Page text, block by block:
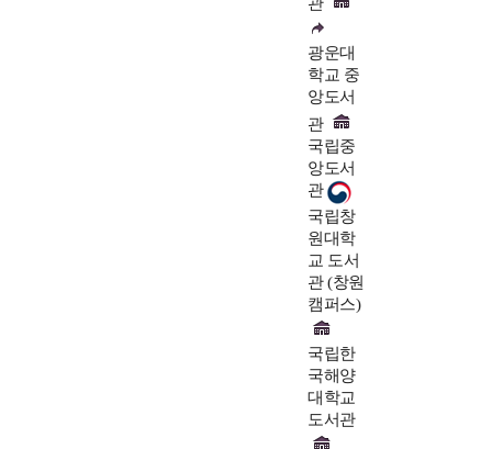
관
광운대
학교 중
앙도서
관
국립중
앙도서
관
국립창
원대학
교 도서
관 (창원
캠퍼스)
국립한
국해양
대학교
도서관